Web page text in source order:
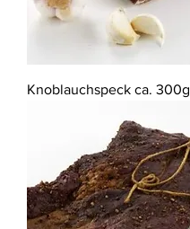
Knoblauchspeck ca. 300g